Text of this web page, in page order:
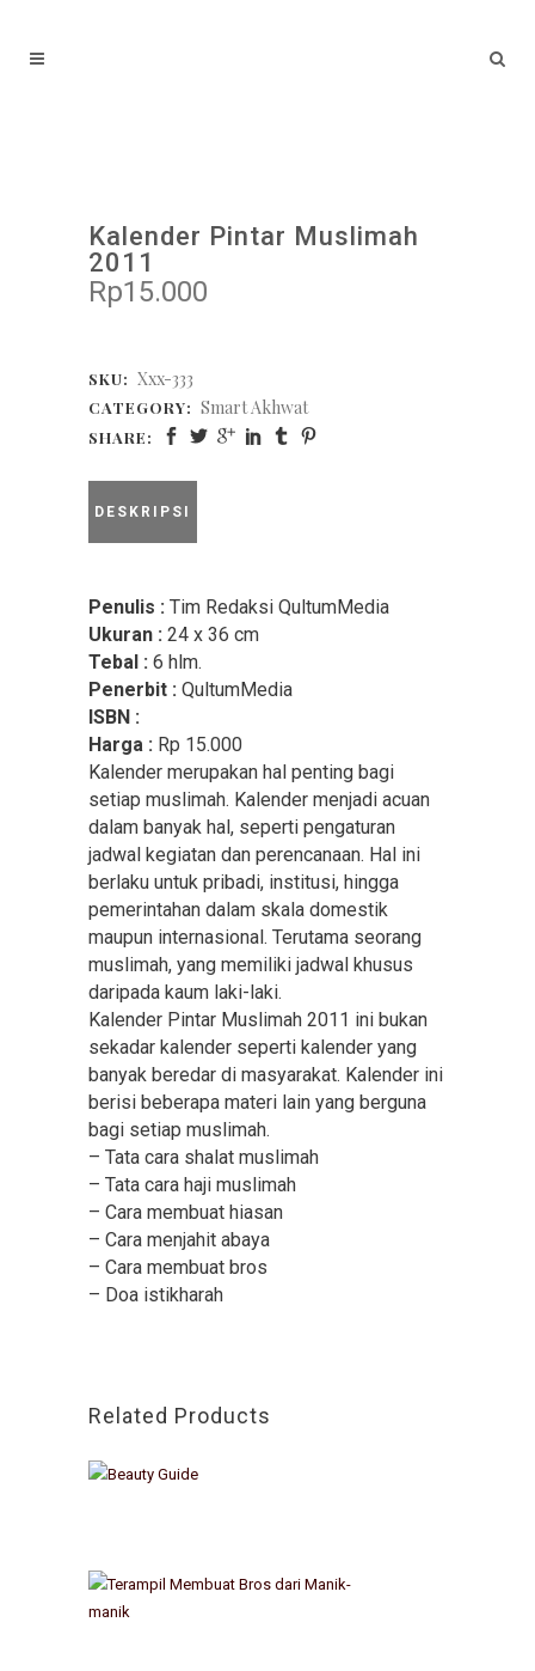
Kalender Pintar Muslimah
2011
Rp15.000
SKU: Xxx-333
CATEGORY: Smart Akhwat
SHARE:
DESKRIPSI
Penulis : Tim Redaksi QultumMedia
Ukuran : 24 x 36 cm
Tebal : 6 hlm.
Penerbit : QultumMedia
ISBN :
Harga : Rp 15.000
Kalender merupakan hal penting bagi
setiap muslimah. Kalender menjadi acuan
dalam banyak hal, seperti pengaturan
jadwal kegiatan dan perencanaan. Hal ini
berlaku untuk pribadi, institusi, hingga
pemerintahan dalam skala domestik
maupun internasional. Terutama seorang
muslimah, yang memiliki jadwal khusus
daripada kaum laki-laki.
Kalender Pintar Muslimah 2011 ini bukan
sekadar kalender seperti kalender yang
banyak beredar di masyarakat. Kalender ini
berisi beberapa materi lain yang berguna
bagi setiap muslimah.
– Tata cara shalat muslimah
– Tata cara haji muslimah
– Cara membuat hiasan
– Cara menjahit abaya
– Cara membuat bros
– Doa istikharah
Related Products